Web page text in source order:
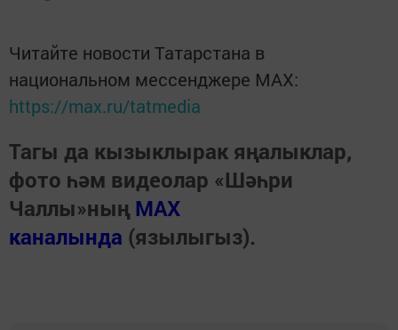
Читайте новости Татарстана в
национальном мессенджере MАХ:
https://max.ru/tatmedia
Тагы да кызыклырак яңалыклар,
фото һәм видеолар «Шәһри
Чаллы»ның MAX
каналында (язылыгыз).